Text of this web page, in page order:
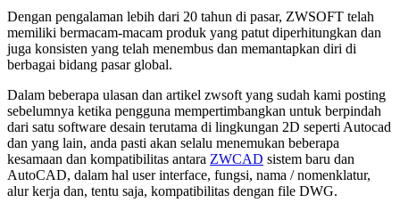
Dengan pengalaman lebih dari 20 tahun di pasar, ZWSOFT telah
memiliki bermacam-macam produk yang patut diperhitungkan dan
juga konsisten yang telah menembus dan memantapkan diri di
berbagai bidang pasar global.
Dalam beberapa ulasan dan artikel zwsoft yang sudah kami posting
sebelumnya ketika pengguna mempertimbangkan untuk berpindah
dari satu software desain terutama di lingkungan 2D seperti Autocad
dan yang lain, anda pasti akan selalu menemukan beberapa
kesamaan dan kompatibilitas antara ZWCAD sistem baru dan
AutoCAD, dalam hal user interface, fungsi, nama / nomenklatur,
alur kerja dan, tentu saja, kompatibilitas dengan file DWG.